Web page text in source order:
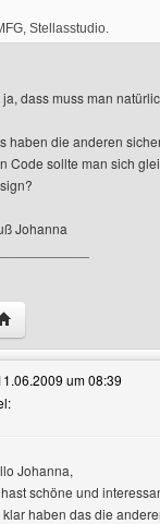
Stellasstudio.
ja, dass muss man
haben die anderen
Code sollte man sich
Johanna
dieses
anzeigen
um 08:39
Johanna,
schöne und
klar haben das die